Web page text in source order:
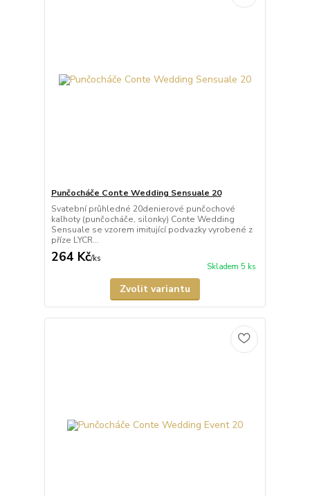
Punčocháče Conte Wedding Sensuale 20
Svatební průhledné 20denierové punčochové
kalhoty (punčocháče, silonky) Conte Wedding
Sensuale se vzorem imitující podvazky vyrobené z
příze LYCR...
264 Kč/ks
Skladem 5 ks
Zvolit variantu